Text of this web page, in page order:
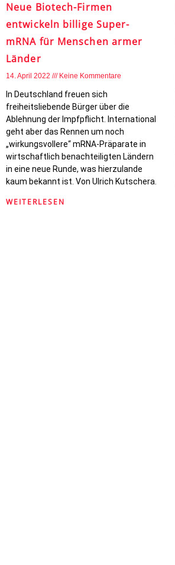
Neue Biotech-Firmen
entwickeln billige Super-
mRNA für Menschen armer
Länder
14. April 2022 Keine Kommentare
In Deutschland freuen sich
freiheitsliebende Bürger über die
Ablehnung der Impfpflicht. International
geht aber das Rennen um noch
„wirkungsvollere“ mRNA-Präparate in
wirtschaftlich benachteiligten Ländern
in eine neue Runde, was hierzulande
kaum bekannt ist. Von Ulrich Kutschera.
WEITERLESEN